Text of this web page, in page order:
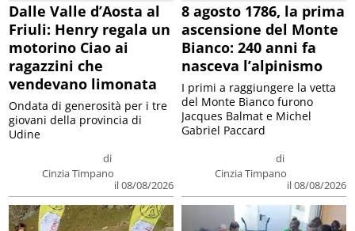
Dalle Valle d’Aosta al
Friuli: Henry regala un
motorino Ciao ai
ragazzini che
vendevano limonata
di
Cinzia Timpano
il 08/08/2026
Ondata di generosità per i tre
giovani della provincia di
Udine
8 agosto 1786, la prima
ascensione del Monte
Bianco: 240 anni fa
nasceva l’alpinismo
di
Cinzia Timpano
il 08/08/2026
I primi a raggiungere la vetta
del Monte Bianco furono
Jacques Balmat e Michel
Gabriel Paccard